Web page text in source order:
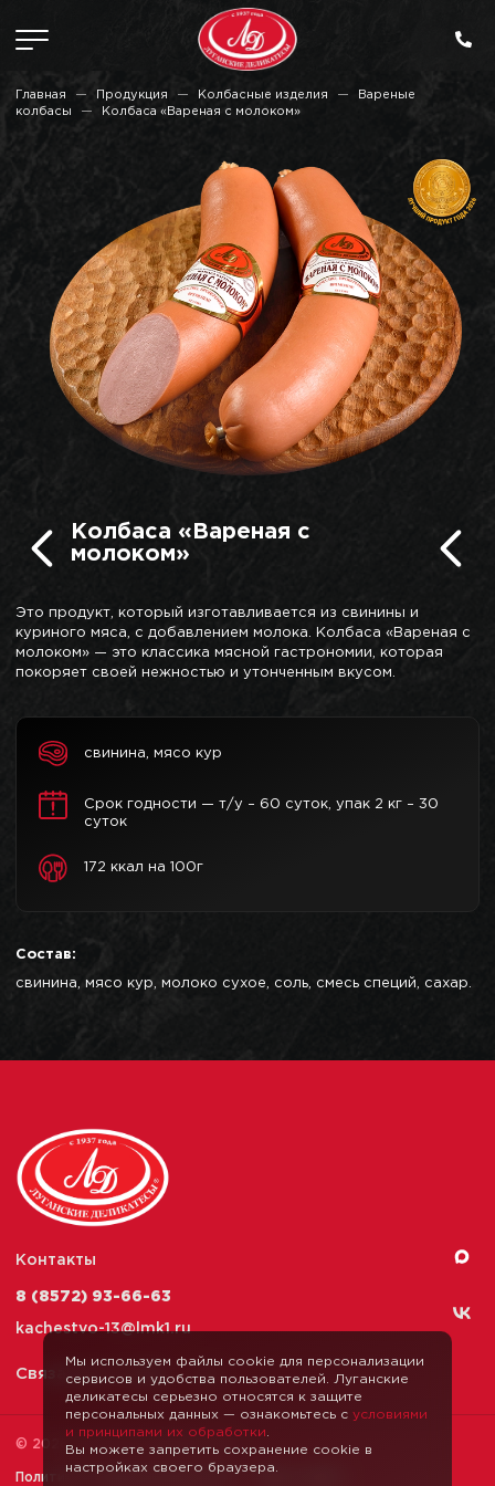
Мы используем файлы cookie для персонализации
сервисов и удобства пользователей. Луганские
деликатесы серьезно относятся к защите
персональных данных — ознакомьтесь с условиями
и принципами их обработки
Вы можете запретить сохранение cookie в
настройках своего браузера.
Главная Продукция Колбасные изделия
Вареные
колбасы
Колбаса «Вареная с молоком»
Колбаса «Вареная с
молоком»
Это продукт, который изготавливается из свинины и
куриного мяса, с добавлением молока. Колбаса «Вареная с
молоком» — это классика мясной гастрономии, которая
покоряет своей нежностью и утонченным вкусом.
свинина, мясо кур
Срок годности — т/у – 60 суток, упак 2 кг – 30
суток
172 ккал на 100г
Состав:
свинина, мясо кур, молоко сухое, соль, смесь специй, сахар.
Контакты
8 (8572) 93-66-63
kachestvo-13@lmk1.ru
Связаться с нами
© 2026 Луганские Деликатесы
Политика конфиденциальности Карта сайта